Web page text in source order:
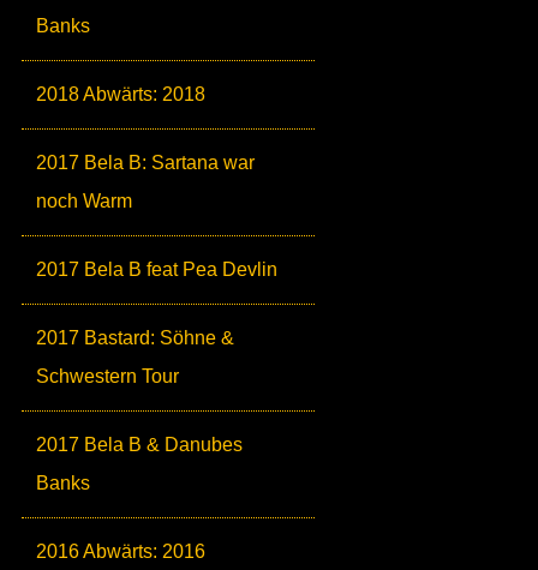
Banks
2018 Abwärts: 2018
2017 Bela B: Sartana war
noch Warm
2017 Bela B feat Pea Devlin
2017 Bastard: Söhne &
Schwestern Tour
2017 Bela B & Danubes
Banks
2016 Abwärts: 2016